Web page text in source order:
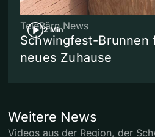
2 Min
TeleBärn News
Schwingfest-Brunnen
neues Zuhause
Weitere News
Videos aus der Region, der